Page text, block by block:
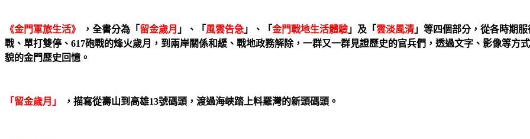
《金門軍旅生活》 ，全書分為「 留金歲月 」、「 風雲告急 」、「金門戰地生活體驗 」及「雲淡風清 」等四個部分，從各時期
戰、單打雙停、617砲戰的烽火歲月，到兩岸關係和緩、戰地政務解除，一群又一群見證歷史的官兵們，透過文字、影像等方
貌的金門歷史回憶。
「留金歲月」 ，描寫從壽山到高雄13號碼頭，渡過海峽踏上料羅灣的新頭碼頭。